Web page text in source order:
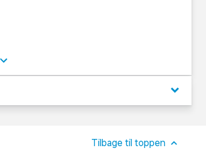
keyboard_arrow_down
Tilbage til toppen